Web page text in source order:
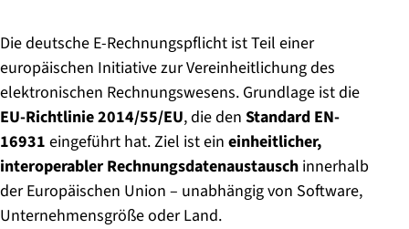
Die deutsche E-Rechnungspflicht ist Teil einer
europäischen Initiative zur Vereinheitlichung des
elektronischen Rechnungswesens. Grundlage ist die
EU-Richtlinie 2014/55/EU, die den Standard EN-
16931 eingeführt hat. Ziel ist ein einheitlicher,
interoperabler Rechnungsdatenaustausch innerhalb
der Europäischen Union – unabhängig von Software,
Unternehmensgröße oder Land.